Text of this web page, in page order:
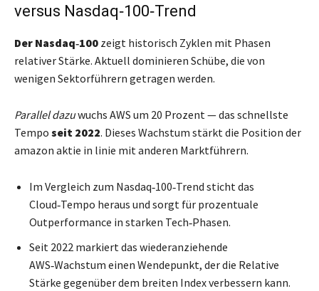
versus Nasdaq‑100‑Trend
Der Nasdaq‑100 zeigt historisch Zyklen mit Phasen
relativer Stärke. Aktuell dominieren Schübe, die von
wenigen Sektorführern getragen werden.
Parallel dazuwuchs AWS um 20 Prozent — das schnellste
Tempo seit 2022. Dieses Wachstum stärkt die Position der
amazon aktie in linie mit anderen Marktführern.
Im Vergleich zum Nasdaq‑100‑Trend sticht das
Cloud‑Tempo heraus und sorgt für prozentuale
Outperformance in starken Tech‑Phasen.
Seit 2022 markiert das wiederanziehende
AWS‑Wachstum einen Wendepunkt, der die Relative
Stärke gegenüber dem breiten Index verbessern kann.